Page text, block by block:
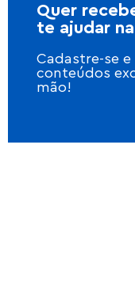
Quer
te ajudar
Cadastre-se e
conteúdos
mão!